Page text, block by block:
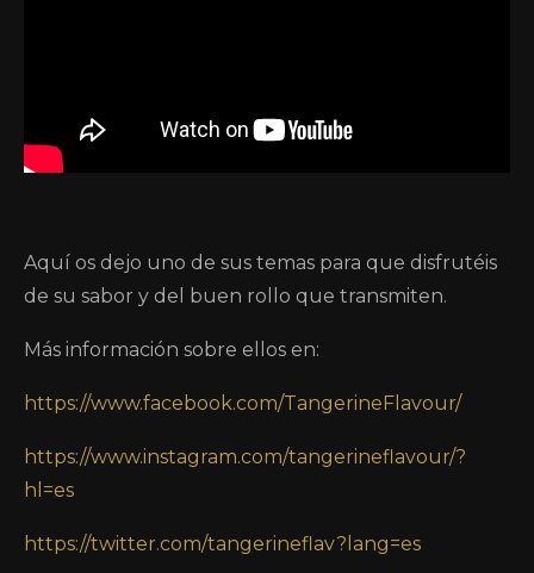
Aquí os dejo uno de sus temas para que disfrutéis
de su sabor y del buen rollo que transmiten.
Más información sobre ellos en:
https://www.facebook.com/TangerineFlavour/
https://www.instagram.com/tangerineflavour/?
hl=es
https://twitter.com/tangerineflav?lang=es